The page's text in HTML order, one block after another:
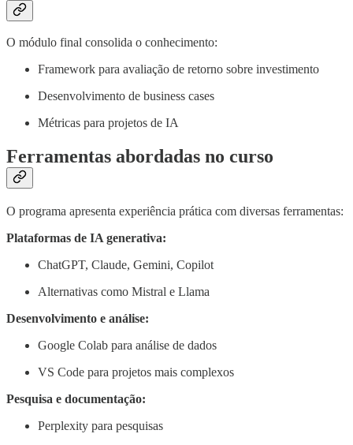
O módulo final consolida o conhecimento:
Framework para avaliação de retorno sobre investimento
Desenvolvimento de business cases
Métricas para projetos de IA
Ferramentas abordadas no curso
O programa apresenta experiência prática com diversas ferramentas:
Plataformas de IA generativa:
ChatGPT, Claude, Gemini, Copilot
Alternativas como Mistral e Llama
Desenvolvimento e análise:
Google Colab para análise de dados
VS Code para projetos mais complexos
Pesquisa e documentação:
Perplexity para pesquisas